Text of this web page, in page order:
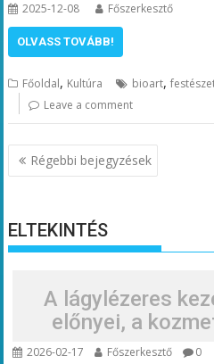
2025-12-08 Főszerkesztő
OLVASS TOVÁBB!
Főoldal, Kultúra bioart,
Leave a comment
Bejegyzés
navigáció
Régebbi bejegyzések
ELTEKINTÉS
A lágylézeres
előnyei, a
2026-02-17 Főszerkesztő 0